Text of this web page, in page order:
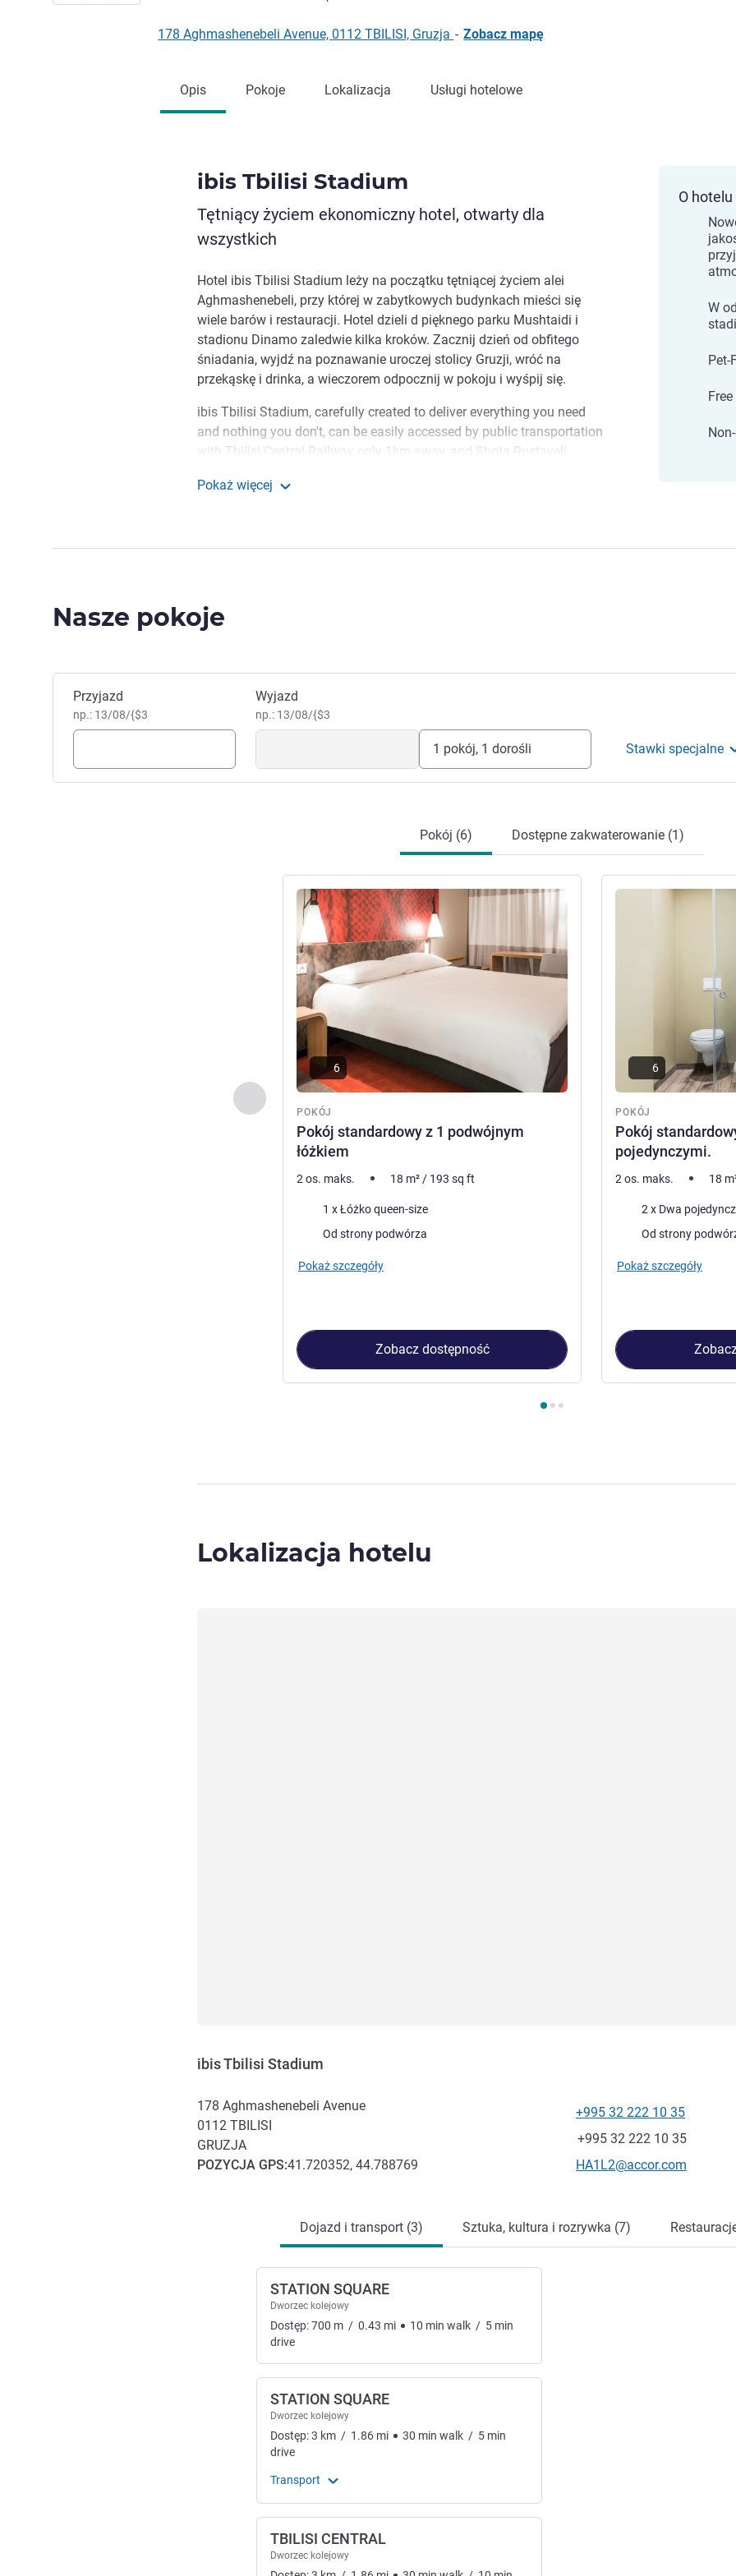
178 Aghmashenebeli Avenue, 0112 TBILISI, Gruzja - Zobacz mapę
Opis Pokoje Lokalizacja Usługi hotelowe
ibis Tbilisi Stadium
Tętniący życiem ekonomiczny hotel, otwarty dla
wszystkich
Hotel ibis Tbilisi Stadium leży na początku tętniącej życiem alei
Aghmashenebeli, przy której w zabytkowych budynkach mieści się
wiele barów i restauracji. Hotel dzieli d pięknego parku Mushtaidi i
stadionu Dinamo zaledwie kilka kroków. Zacznij dzień od obfitego
śniadania, wyjdź na poznawanie uroczej stolicy Gruzji, wróć na
przekąskę i drinka, a wieczorem odpocznij w pokoju i wyśpij się.
ibis Tbilisi Stadium, carefully created to deliver everything you need
and nothing you don't, can be easily accessed by public transportation
with Tbilisi Central Railway only 1km away, and Shota Rustaveli
for work or fun, Tbilisi prides itself in offering a traditional Georgian
ibis Tbilisi Stadium welcomes you and invites to plunge into the
Zarządzanie hotelem
Pokaż więcej
O hotelu
W
Pet-
Nasze pokoje
Zarezerwuj ten hotel
Przyjazd
np.: 13/08/{$3
Wyjazd
np.: 13/08/{$3
1 pokój, 1 dorośli Stawki specjalne
Pokój (6) Dostępne zakwaterowanie (1)
Poprzedni - Pokój
POKÓJ
Pokój standardowy z 1 podwójnym
łóżkiem
Pokaż szczegóły
6
2 os. maks. 18 m² / 193 sq ft
Pościel1 x Łóżko queen-size
Widoki:Od strony podwórza
Pokaż szczegóły
Zobacz dostępność
POKÓJ
Pokój
pojedynczymi.
Pokaż szczegóły
6
2 os. maks. 18
Pościel2 x Dwa
Widoki:Od strony
Pokaż szczegóły
Lokalizacja hotelu
ibis Tbilisi Stadium
178 Aghmashenebeli Avenue
0112 TBILISI
GRUZJA
POZYCJA GPS:41.720352, 44.788769
Telefon
+995 32 222 10 35
Faks
+995 32 222 10 35
Kontaktowy adres e-mail
HA1L2@accor.com
Dojazd i transport (3) Sztuka, kultura i rozrywka (7)
STATION SQUARE
Dworzec kolejowy
Dostęp:700 m / 0.43 mi 10 min walk / 5 min
drive
STATION SQUARE
Dworzec kolejowy
Dostęp:3 km / 1.86 mi 30 min walk / 5 min
drive
Transport
TBILISI CENTRAL
Dworzec kolejowy